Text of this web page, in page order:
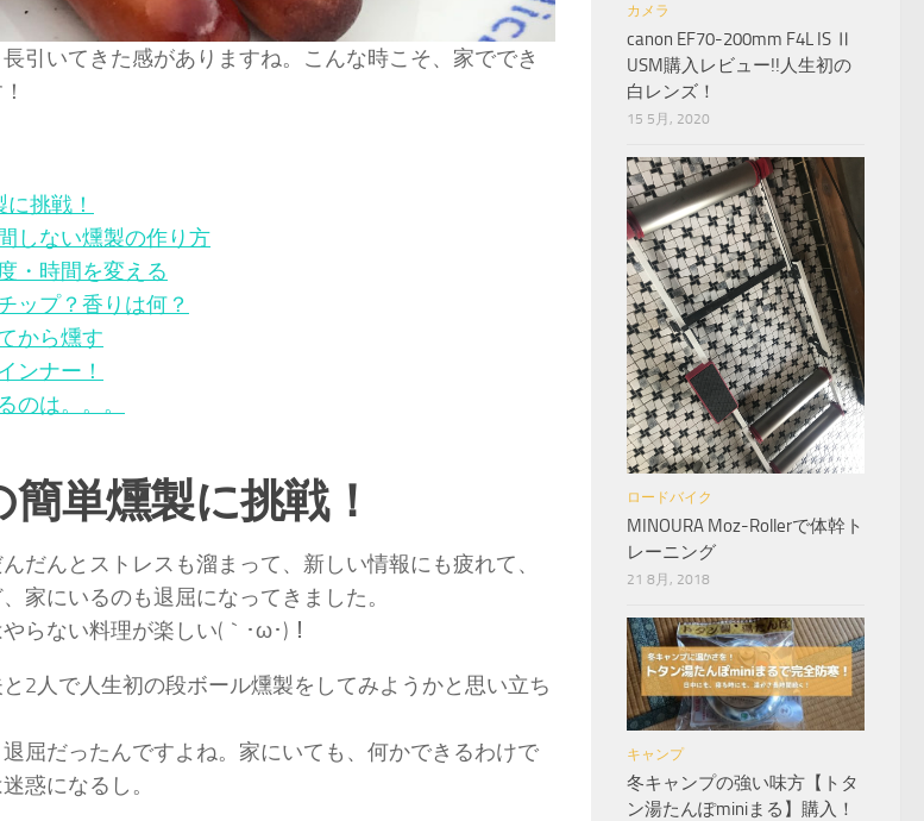
引いてきた感がありますね。こんな時こそ、家ででき
挑戦！
しない燻製の作り方
・時間を変える
ップ？香りは何？
から燻す
ンナー！
のは。。。
単燻製に挑戦！
だんとストレスも溜まって、新しい情報にも疲れて、
家にいるのも退屈になってきました。
らない料理が楽しい(｀･ω･)！
2人で人生初の段ボール燻製をしてみようかと思い立ち
屈だったんですよね。家にいても、何かできるわけで
惑になるし。
カメラ
canon EF70-200mm F4L IS Ⅱ
USM購入レビュー!!人生初の
白レンズ！
15 5月, 2020
ロードバイク
MINOURA Moz-Rollerで体幹ト
レーニング
21 8月, 2018
キャンプ
冬キャンプの強い味方【トタ
ン湯たんぽminiまる】購入！